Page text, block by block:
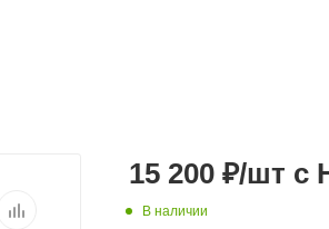
15 200 ₽/шт с
В наличии